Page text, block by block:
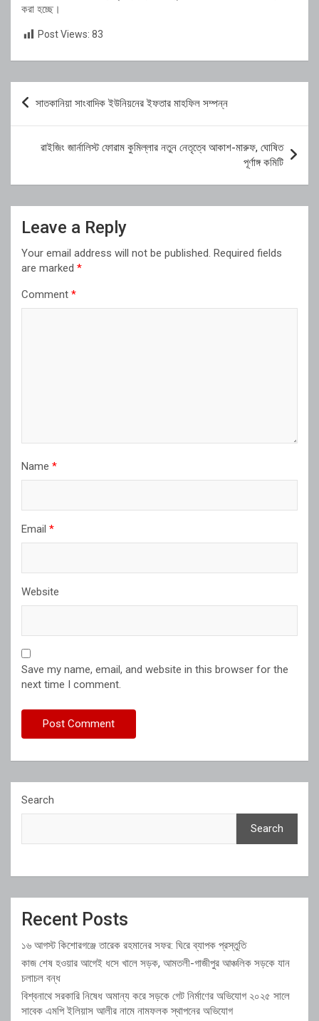
করা হচ্ছে।
Post Views: 83
Post
সাতকানিয়া সাংবাদিক ইউনিয়নের ইফতার মাহফিল সম্পন্ন
রাইজিং জার্নালিস্ট ফোরাম কুমিল্লার নতুন নেতৃত্বে আকাশ-মারুফ, ঘোষিত
পূর্ণাঙ্গ কমিটি
Leave a Reply
Your email address will not be published. Required fields
are marked *
Comment *
Name *
Email *
Website
Save my name, email, and website in this browser for the
next time I comment.
Search
Search
Recent Posts
১৬ আগস্ট কিশোরগঞ্জে তারেক রহমানের সফর: ঘিরে ব্যাপক প্রস্তুতি
কাজ শেষ হওয়ার আগেই ধসে খালে সড়ক, আমতলী-গাজীপুর আঞ্চলিক সড়কে যান
চলাচল বন্ধ
বিশ্বনাথে সরকারি নিষেধ অমান্য করে সড়কে গেট নির্মাণের অভিযোগ ২০২৫ সালে
সাবেক এমপি ইলিয়াস আলীর নামে নামফলক স্থাপনের অভিযোগ